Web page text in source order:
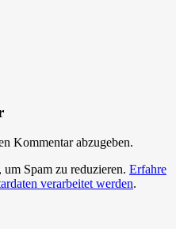
Kommentar abzugeben.
Spam zu reduzieren. Erfahre
verarbeitet werden.